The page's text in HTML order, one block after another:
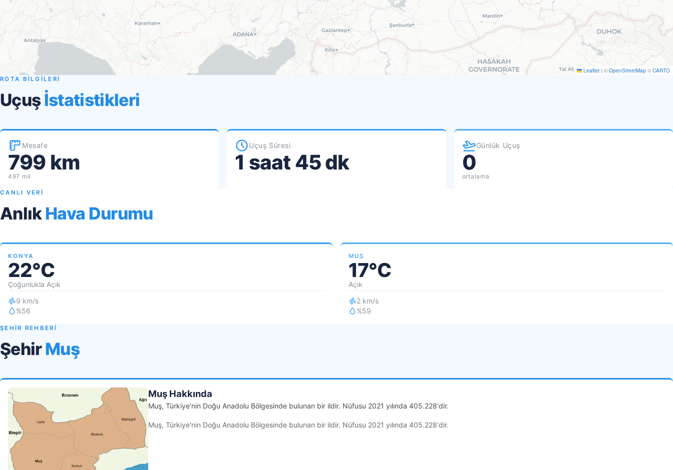
Leaflet | © OpenStreetMap © CARTO
ROTA BİLGİLERİ
Uçuşİstatistikleri
Mesafe
799 km
497 mil
Uçuş Süresi
1 saat 45 dk
Günlük Uçuş
0
ortalama
CANLI VERİ
AnlıkHava Durumu
KONYA
22°C
Çoğunlukla Açık
9 km/s
%56
MUŞ
17°C
Açık
2 km/s
%59
ŞEHİR REHBERİ
ŞehirMuş
Muş Hakkında
Muş, Türkiye'nin Doğu Anadolu Bölgesinde bulunan bir ildir. Nüfusu 2021 yılında 405.228'dir.
Muş, Türkiye'nin Doğu Anadolu Bölgesinde bulunan bir ildir. Nüfusu 2021 yılında 405.228'dir.